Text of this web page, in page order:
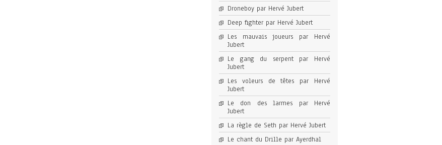
Droneboy par Hervé Jubert
Deep fighter par Hervé Jubert
Les mauvais joueurs par Hervé
Jubert
Le gang du serpent par Hervé
Jubert
Les voleurs de têtes par Hervé
Jubert
Le don des larmes par Hervé
Jubert
La règle de Seth par Hervé Jubert
Le chant du Drille par Ayerdhal